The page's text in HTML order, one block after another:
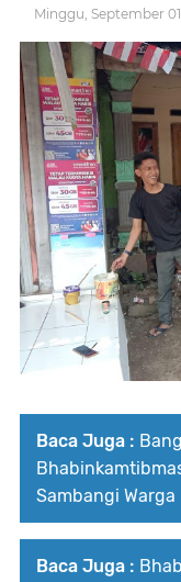
Minggu, September
Baca Juga :
Sambangi
Baca Juga :